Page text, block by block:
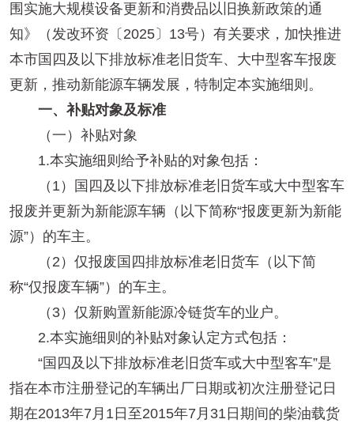
围实施大规模设备更新和消费品以旧换新政策的通
知》（发改环资〔2025〕13号）有关要求，加快推进
本市国四及以下排放标准老旧货车、大中型客车报废
更新，推动新能源车辆发展，特制定本实施细则。
一、补贴对象及标准
（一）补贴对象
1.本实施细则给予补贴的对象包括：
（1）国四及以下排放标准老旧货车或大中型客车
报废并更新为新能源车辆（以下简称“报废更新为新能
源”）的车主。
（2）仅报废国四排放标准老旧货车（以下简
称“仅报废车辆”）的车主。
（3）仅新购置新能源冷链货车的业户。
2.本实施细则的补贴对象认定方式包括：
“国四及以下排放标准老旧货车或大中型客车”是
指在本市注册登记的车辆出厂日期或初次注册登记日
期在2013年7月1日至2015年7月31日期间的柴油载货